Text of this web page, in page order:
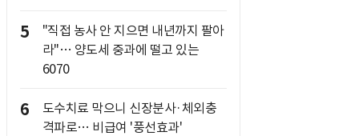
5
"직접 농사 안 지으면 내년까지 팔아
라"… 양도세 중과에 떨고 있는
6070
6
도수치료 막으니 신장분사·체외충
격파로… 비급여 '풍선효과'